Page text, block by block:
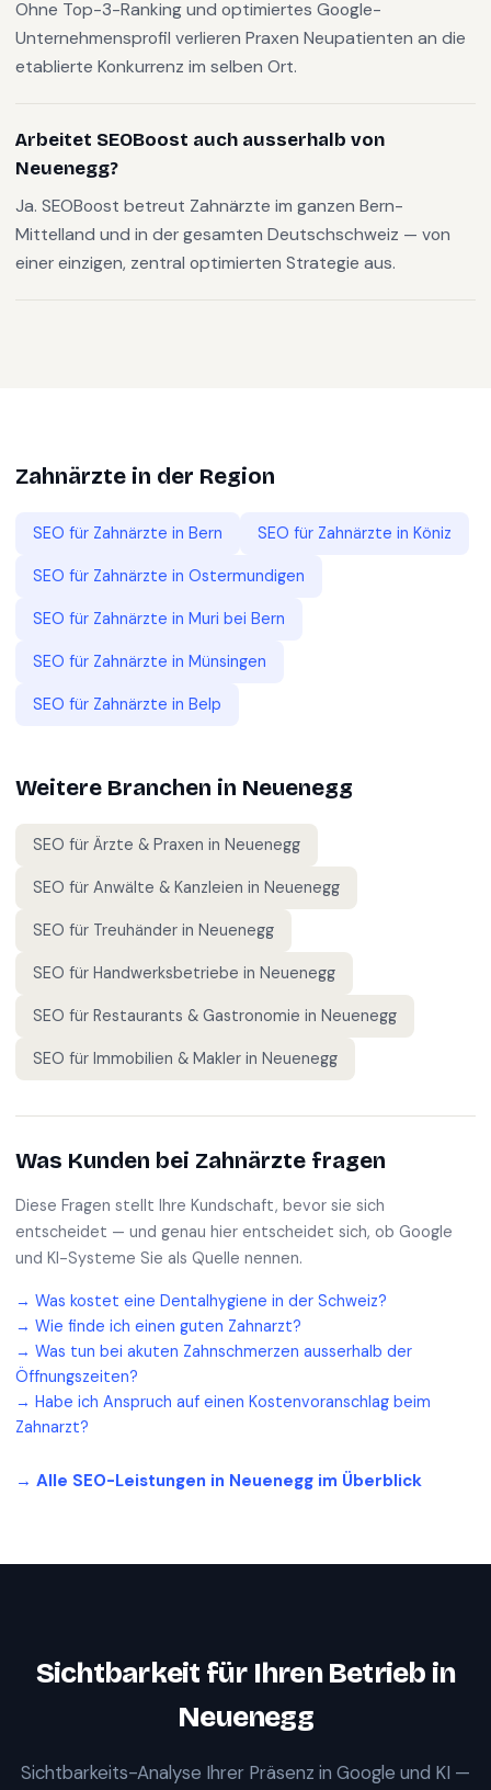
Ohne Top-3-Ranking und optimiertes Google-
Unternehmensprofil verlieren Praxen Neupatienten an die
etablierte Konkurrenz im selben Ort.
Arbeitet SEOBoost auch ausserhalb von
Neuenegg?
Ja. SEOBoost betreut Zahnärzte im ganzen Bern-
Mittelland und in der gesamten Deutschschweiz — von
einer einzigen, zentral optimierten Strategie aus.
Zahnärzte in der Region
SEO für Zahnärzte in Bern SEO für Zahnärzte in Köniz
SEO für Zahnärzte in Ostermundigen
SEO für Zahnärzte in Muri bei Bern
SEO für Zahnärzte in Münsingen
SEO für Zahnärzte in Belp
Weitere Branchen in Neuenegg
SEO für Ärzte & Praxen in Neuenegg
SEO für Anwälte & Kanzleien in Neuenegg
SEO für Treuhänder in Neuenegg
SEO für Handwerksbetriebe in Neuenegg
SEO für Restaurants & Gastronomie in Neuenegg
SEO für Immobilien & Makler in Neuenegg
Was Kunden bei Zahnärzte fragen
Diese Fragen stellt Ihre Kundschaft, bevor sie sich
entscheidet — und genau hier entscheidet sich, ob Google
und KI-Systeme Sie als Quelle nennen.
→ Was kostet eine Dentalhygiene in der Schweiz?
→ Wie finde ich einen guten Zahnarzt?
→ Was tun bei akuten Zahnschmerzen ausserhalb der
Öffnungszeiten?
→ Habe ich Anspruch auf einen Kostenvoranschlag beim
Zahnarzt?
→ Alle SEO-Leistungen in Neuenegg im Überblick
Sichtbarkeit für Ihren Betrieb in
Neuenegg
Sichtbarkeits-Analyse Ihrer Präsenz in Google und KI —